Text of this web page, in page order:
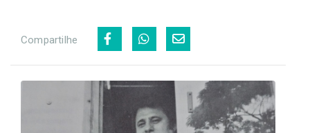
Compartilhe